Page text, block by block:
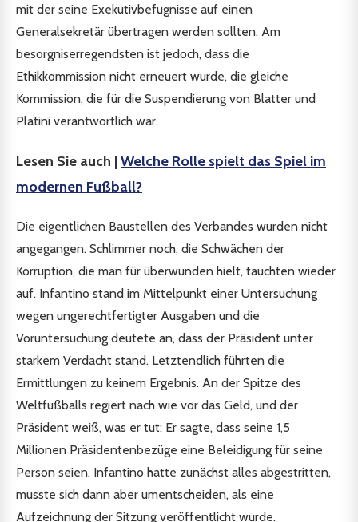
mit der seine Exekutivbefugnisse auf einen
Generalsekretär übertragen werden sollten. Am
besorgniserregendsten ist jedoch, dass die
Ethikkommission nicht erneuert wurde, die gleiche
Kommission, die für die Suspendierung von Blatter und
Platini verantwortlich war.
Lesen Sie auch |Welche Rolle spielt das Spiel im
modernen Fußball?
Die eigentlichen Baustellen des Verbandes wurden nicht
angegangen. Schlimmer noch, die Schwächen der
Korruption, die man für überwunden hielt, tauchten wieder
auf. Infantino stand im Mittelpunkt einer Untersuchung
wegen ungerechtfertigter Ausgaben und die
Voruntersuchung deutete an, dass der Präsident unter
starkem Verdacht stand. Letztendlich führten die
Ermittlungen zu keinem Ergebnis. An der Spitze des
Weltfußballs regiert nach wie vor das Geld, und der
Präsident weiß, was er tut: Er sagte, dass seine 1,5
Millionen Präsidentenbezüge eine Beleidigung für seine
Person seien. Infantino hatte zunächst alles abgestritten,
musste sich dann aber umentscheiden, als eine
Aufzeichnung der Sitzung veröffentlicht wurde.